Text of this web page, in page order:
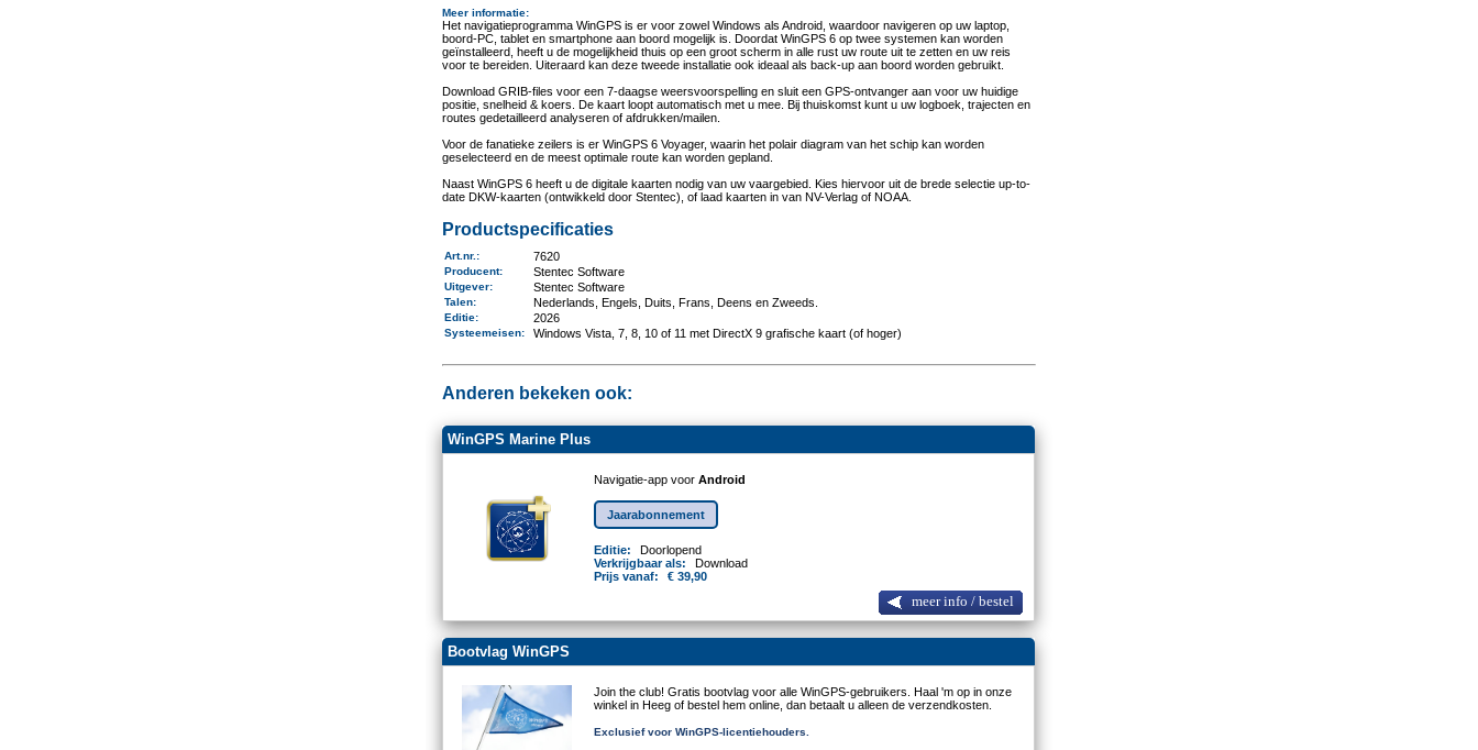
Meer informatie:
Het navigatieprogramma WinGPS is er voor zowel Windows als Android, waardoor navigeren op uw laptop,
boord-PC, tablet en smartphone aan boord mogelijk is. Doordat WinGPS 6 op twee systemen kan worden
geïnstalleerd, heeft u de mogelijkheid thuis op een groot scherm in alle rust uw route uit te zetten en uw reis
voor te bereiden. Uiteraard kan deze tweede installatie ook ideaal als back-up aan boord worden gebruikt.
Download GRIB-files voor een 7-daagse weersvoorspelling en sluit een GPS-ontvanger aan voor uw huidige
positie, snelheid & koers. De kaart loopt automatisch met u mee. Bij thuiskomst kunt u uw logboek, trajecten en
routes gedetailleerd analyseren of afdrukken/mailen.
Voor de fanatieke zeilers is er WinGPS 6 Voyager, waarin het polair diagram van het schip kan worden
geselecteerd en de meest optimale route kan worden gepland.
Naast WinGPS 6 heeft u de digitale kaarten nodig van uw vaargebied. Kies hiervoor uit de brede selectie up-to-
date DKW-kaarten (ontwikkeld door Stentec), of laad kaarten in van NV-Verlag of NOAA.
Productspecificaties
Art.nr. : 7620
Producent: Stentec Software
Uitgever: Stentec Software
Talen: Nederlands, Engels, Duits, Frans, Deens en Zweeds.
Editie: 2026
Systeemeisen: Windows Vista, 7, 8, 10 of 11 met DirectX 9 grafische kaart (of hoger)
Anderen bekeken ook:
WinGPS Marine Plus
Navigatie-app voorAndroid
Jaarabonnement
Editie:
Doorlopend
Verkrijgbaar als:
Download
Prijs vanaf:
€ 39,90
meer info / bestel
Bootvlag WinGPS
Join the club! Gratis bootvlag voor alle WinGPS-gebruikers. Haal 'm op in onze
winkel in Heeg of bestel hem online, dan betaalt u alleen de verzendkosten.
Exclusief voor WinGPS-licentiehouders.